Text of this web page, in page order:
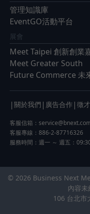
管理知識庫
EventGO活動平台
展會
Meet Taipei 創新創業
Meet Greater South
Future Commerce 未
| 關於我們 | 廣告合作 | 徵才
客服信箱：
客服專線：886-2-87716326
服務時間：週一 ～ 週五：
© 2026 Business Next
內容未
106 台北市